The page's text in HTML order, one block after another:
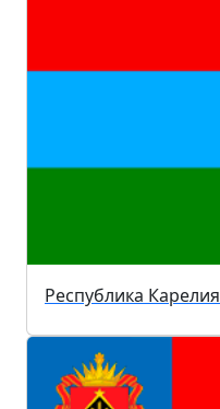
Республика Карелия